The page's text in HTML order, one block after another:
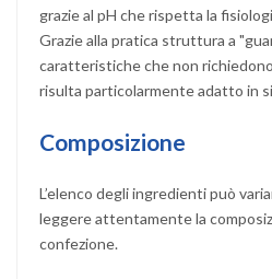
grazie al pH che rispetta la
Grazie alla pratica struttura a
caratteristiche che non
risulta particolarmente adatto in
Composizione
L’elenco degli ingredienti può
leggere attentamente la
confezione.